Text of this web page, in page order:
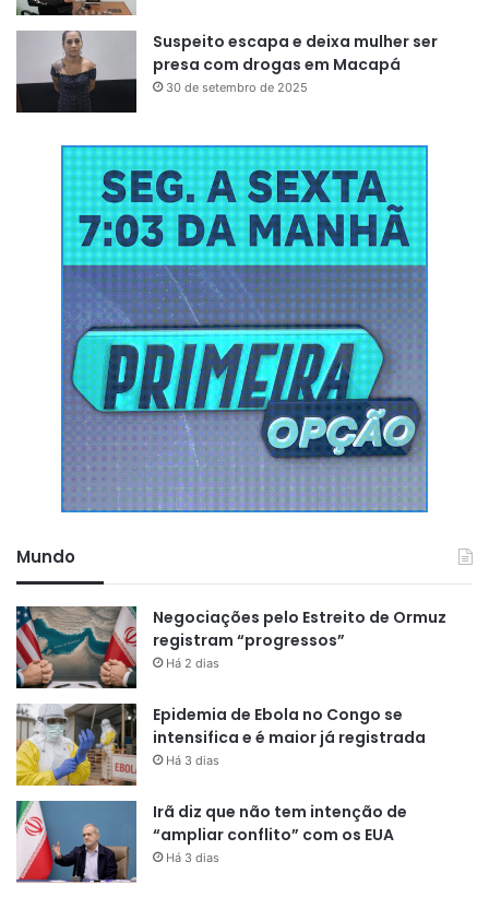
Suspeito escapa e deixa mulher ser
presa com drogas em Macapá
30 de setembro de 2025
Mundo
Negociações pelo Estreito de Ormuz
registram “progressos”
Há 2 dias
Epidemia de Ebola no Congo se
intensifica e é maior já registrada
Há 3 dias
Irã diz que não tem intenção de
“ampliar conflito” com os EUA
Há 3 dias